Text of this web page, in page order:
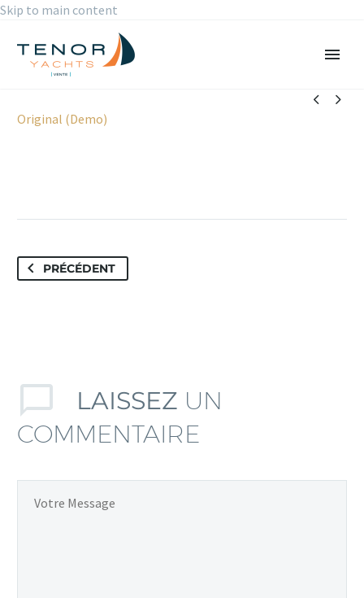
Skip to main content
 
Original (Demo)
PRÉCÉDENT
LAISSEZ UN
COMMENTAIRE